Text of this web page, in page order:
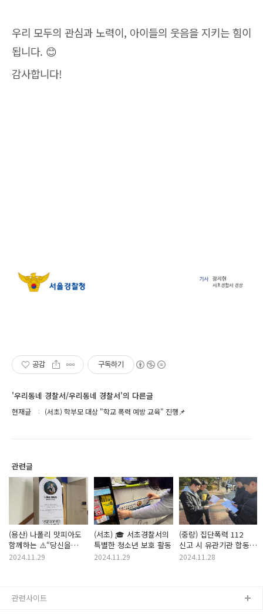
우리 모두의 관심과 노력이, 아이들의 웃음을 지키는 힘이
됩니다. 😊
감사합니다!
공감 구독하기
'우리동네 경찰서/우리동네 경찰서'의 다른글
현재글 (서초) 학부모 대상 "학교 폭력 예방 교육" 진행📌
관련글
(용산) 나폴리 맛피아도
함께하는 ⚠️“당신을
위한 폴리스라인“
2024.11.29
(서초) 🎓 서초경찰서의
특별한 청소년 보호 활동
2024.11.29
(중랑) 집단폭력 112
신고 시 유관기관 합동
FTX를 진행했습니다!
2024.11.28
관련사이트